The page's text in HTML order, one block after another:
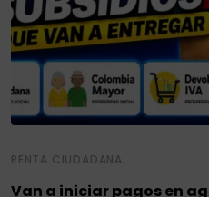
RENTA CIUDADANA
Van a iniciar pagos en